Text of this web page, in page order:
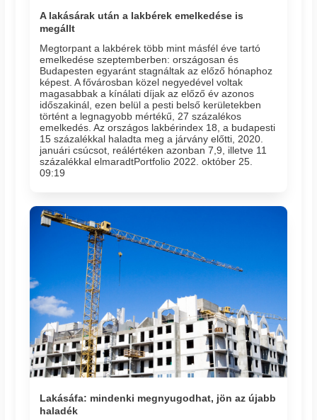
A lakásárak után a lakbérek emelkedése is
megállt
Megtorpant a lakbérek több mint másfél éve tartó
emelkedése szeptemberben: országosan és
Budapesten egyaránt stagnáltak az előző hónaphoz
képest. A fővárosban közel negyedével voltak
magasabbak a kínálati díjak az előző év azonos
időszakinál, ezen belül a pesti belső kerületekben
történt a legnagyobb mértékű, 27 százalékos
emelkedés. Az országos lakbérindex 18, a budapesti
15 százalékkal haladta meg a járvány előtti, 2020.
januári csúcsot, reálértéken azonban 7,9, illetve 11
százalékkal elmaradtPortfolio 2022. október 25.
09:19
Lakásáfa: mindenki megnyugodhat, jön az újabb
haladék